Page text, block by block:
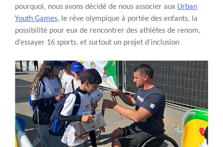
pourquoi, nous avons décidé de nous associer aux Urban
Youth Games, le rêve olympique à portée des enfants, la
possibilité pour eux de rencontrer des athlètes de renom,
d’essayer 16 sports, et surtout un projet d’inclusion